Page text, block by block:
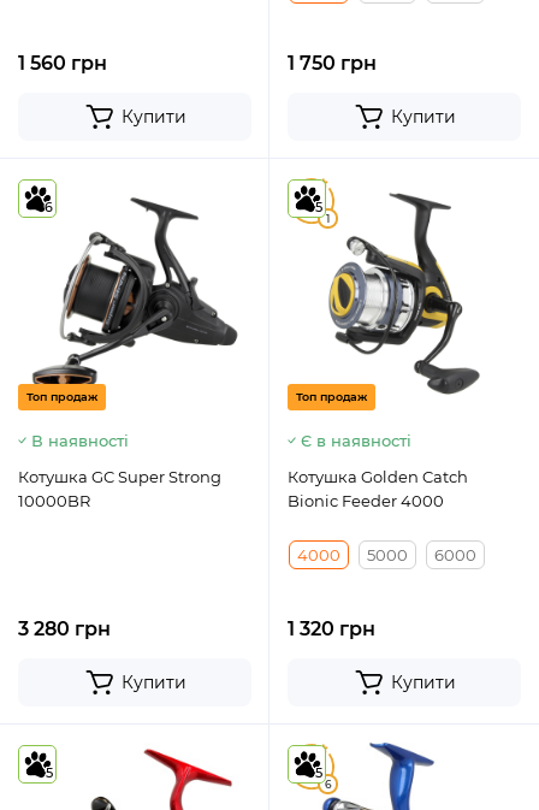
1 560 грн
Купити
1 750 грн
Купити
6
Топ продаж
В наявності
Котушка GC Super Strong
10000BR
3 280 грн
Купити
5
1
5
Топ продаж
Є в наявності
Котушка Golden Catch
Bionic Feeder 4000
4000 5000 6000
1 320 грн
Купити
5 5
6
5